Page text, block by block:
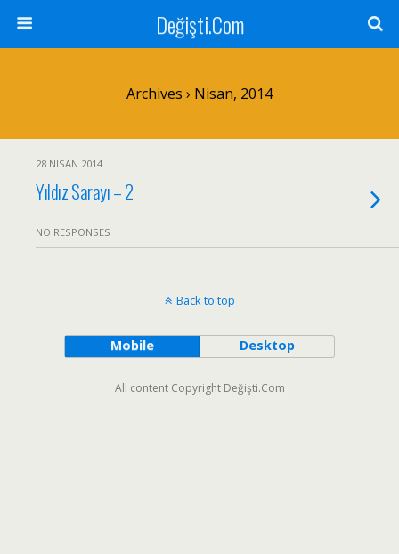
Değişti.Com
Archives › Nisan, 2014
28 NISAN 2014
Yıldız Sarayı – 2
NO RESPONSES
Back to top
Mobile Desktop
All content Copyright Değişti.Com